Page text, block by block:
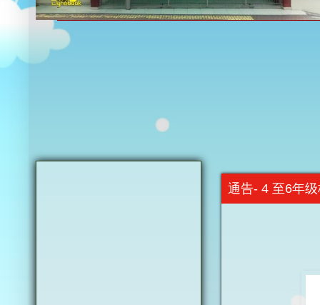
通告- 4 至6年